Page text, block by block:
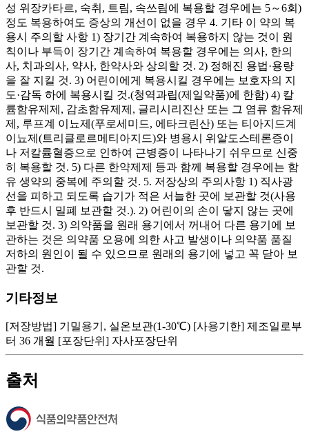
성 위장카타르, 숙취, 트림, 속쓰림에 복용할 경우에는 5～6회)
정도 복용하여도 증상의 개선이 없을 경우 4. 기타 이 약의 복
용시 주의할 사항 1) 장기간 계속하여 복용하지 않는 것이 원
칙이나 부득이 장기간 계속하여 복용할 경우에는 의사, 한의
사, 치과의사, 약사, 한약사와 상의할 것. 2) 정해진 용법·용량
을 잘 지킬 것. 3) 어린이에게 복용시킬 경우에는 보호자의 지
도·감독 하에 복용시킬 것.(청역과립(제일약품)에 한함) 4) 칼
륨함유제제, 감초함유제제, 글리시리진산 또는 그 염류 함유제
제, 루프계 이뇨제(푸로세미드, 에타크린산) 또는 티아지드계
이뇨제(트리클로르메티아지드)와 병용시 위알도스테론증이
나 저칼륨혈증으로 인하여 근병증이 나타나기 쉬우므로 신중
히 복용할 것. 5) 다른 한약제제 등과 함께 복용할 경우에는 함
유 생약의 중복에 주의할 것. 5. 저장상의 주의사항 1) 직사광
선을 피하고 되도록 습기가 적은 서늘한 곳에 보관할 것(사용
후 반드시 밀폐 보관할 것.). 2) 어린이의 손이 닿지 않는 곳에
보관할 것. 3) 의약품을 원래 용기에서 꺼내어 다른 용기에 보
관하는 것은 의약품 오용에 의한 사고 발생이나 의약품 품질
저하의 원인이 될 수 있으므로 원래의 용기에 넣고 꼭 닫아 보
관할 것.
기타정보
[저장방법] 기밀용기, 실온보관(1-30℃) [사용기한] 제조일로부
터 36 개월 [포장단위] 자사포장단위
출처